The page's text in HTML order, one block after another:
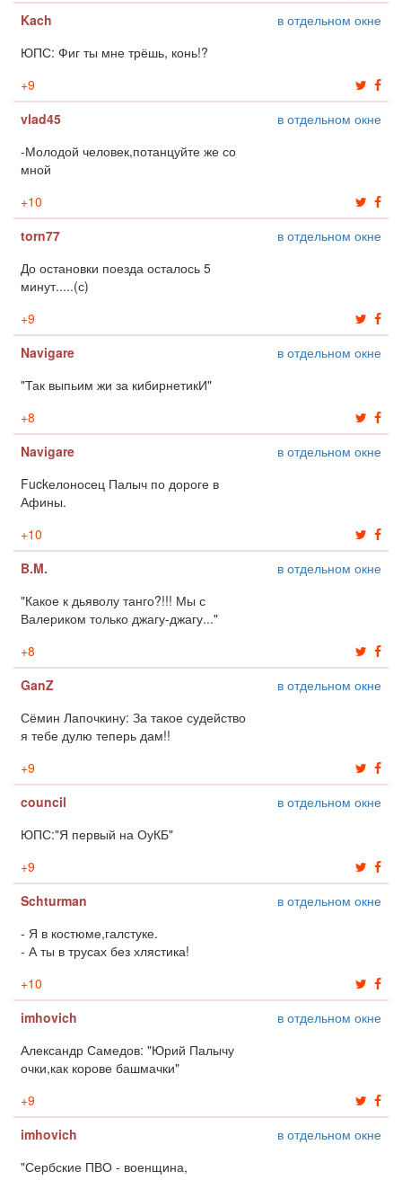
Kach
в отдельном окне
ЮПС: Фиг ты мне трёшь, конь!?
+9
vlad45
в отдельном окне
-Молодой человек,потанцуйте же со
мной
+10
torn77
в отдельном окне
До остановки поезда осталось 5
минут.....(с)
+9
Navigare
в отдельном окне
"Так выпьим жи за кибирнетикИ"
+8
Navigare
в отдельном окне
Fuckелоносец Палыч по дороге в
Афины.
+10
B.M.
в отдельном окне
"Какое к дьяволу танго?!!! Мы с
Валериком только джагу-джагу..."
+8
GanZ
в отдельном окне
Сёмин Лапочкину: За такое судейство
я тебе дулю теперь дам!!
+9
council
в отдельном окне
ЮПС:"Я первый на ОуКБ"
+9
Schturman
в отдельном окне
- Я в костюме,галстуке.
- А ты в трусах без хлястика!
+10
imhovich
в отдельном окне
Александр Самедов: "Юрий Палычу
очки,как корове башмачки"
+9
imhovich
в отдельном окне
"Сербские ПВО - военщина,